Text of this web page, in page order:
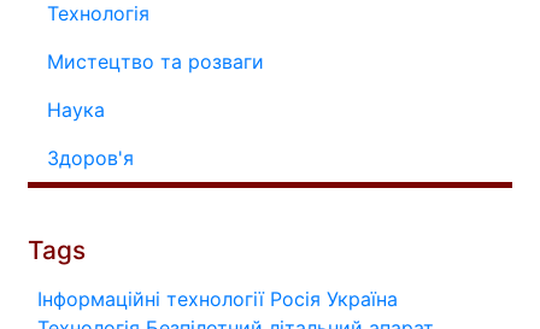
Технологія
Мистецтво та розваги
Наука
Здоров'я
Tags
Інформаційні технології Росія Україна